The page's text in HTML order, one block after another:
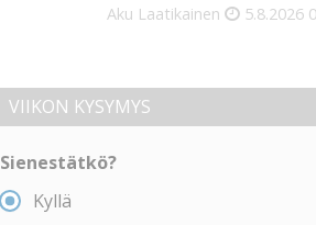
Aku Laatikainen 5.8.2026
VIIKON KYSYMYS
Sienestätkö?
Kyllä